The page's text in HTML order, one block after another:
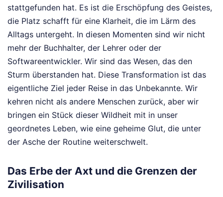
stattgefunden hat. Es ist die Erschöpfung des Geistes,
die Platz schafft für eine Klarheit, die im Lärm des
Alltags untergeht. In diesen Momenten sind wir nicht
mehr der Buchhalter, der Lehrer oder der
Softwareentwickler. Wir sind das Wesen, das den
Sturm überstanden hat. Diese Transformation ist das
eigentliche Ziel jeder Reise in das Unbekannte. Wir
kehren nicht als andere Menschen zurück, aber wir
bringen ein Stück dieser Wildheit mit in unser
geordnetes Leben, wie eine geheime Glut, die unter
der Asche der Routine weiterschwelt.
Das Erbe der Axt und die Grenzen der
Zivilisation